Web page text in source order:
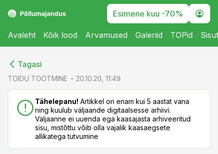
Esimene kuu -70%
Avaleht Kõik lood Arvamused Galeriid TOPid
Tagasi
TOIDU TOOTMINE 20.10.20, 11:49
Tähelepanu! Artikkel on enam kui 5 aastat vana
ning kuulub väljaande digitaalsesse arhiivi.
Väljaanne ei uuenda ega kaasajasta arhiveeritud
sisu, mistõttu võib olla vajalik kaasaegsete
allikatega tutvumine